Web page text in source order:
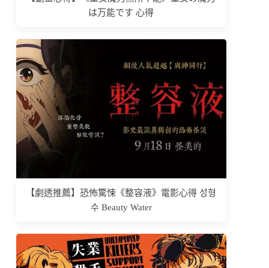
は万能です 心得
【劇透推薦】恐怖驚悚《整容液》電影心得 성형
수 Beauty Water